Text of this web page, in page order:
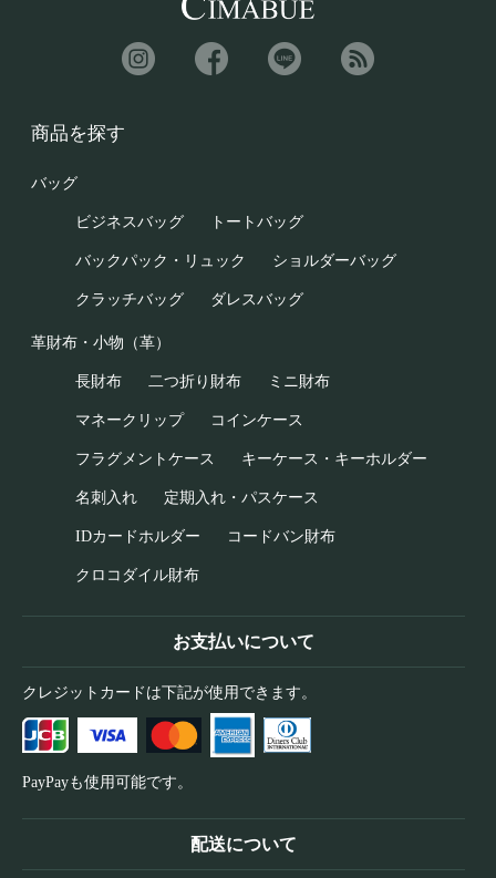
商品を探す
バッグ
ビジネスバッグ トートバッグ
バックパック・リュック ショルダーバッグ
クラッチバッグ ダレスバッグ
革財布・小物（革）
長財布 二つ折り財布 ミニ財布
マネークリップ コインケース
フラグメントケース キーケース・キーホルダー
名刺入れ 定期入れ・パスケース
IDカードホルダー コードバン財布
クロコダイル財布
お支払いについて
クレジットカードは下記が使用できます。
PayPayも使用可能です。
配送について